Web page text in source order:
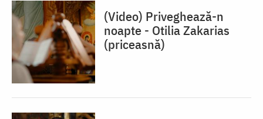
(Video) Priveghează-n
noapte - Otilia Zakarias
(priceasnă)